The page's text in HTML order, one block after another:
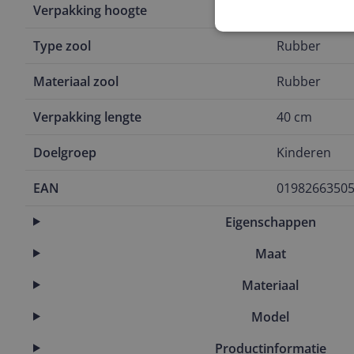
Verpakking hoogte
Type zool Rubber
Materiaal zool Rubber
Verpakking lengte 40 cm
Doelgroep Kinderen
EAN
Eigenschappen
Maat
Materiaal
Model
Productinformatie